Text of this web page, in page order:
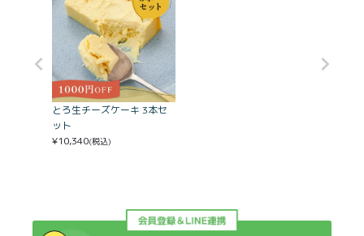
とろ生チーズケーキ 3本セ
ット
¥10,340(税込)